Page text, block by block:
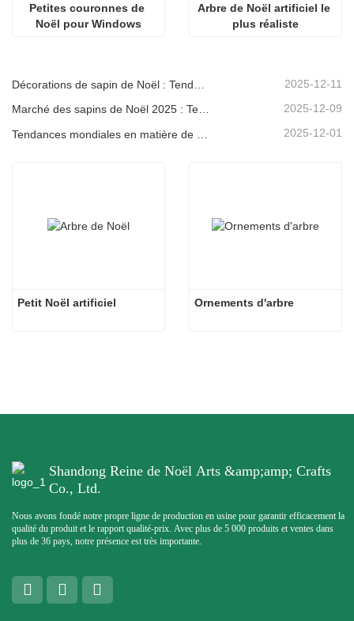
Petites couronnes de
Noël pour Windows
Arbre de Noël artificiel le
plus réaliste
2025-12-11
Marché des sapins de Noël 2025 : Tendances, technologies et guide d’approvisionnement pour les acheteurs B2B 2025-12-09
2025-12-01
Petit Noël artificiel Ornements d'arbre
Shandong Reine de Noël Arts &amp;amp; Crafts
Co., Ltd.
Nous avons fondé notre propre ligne de production en usine pour garantir efficacement la
qualité du produit et le rapport qualité-prix. Avec plus de 5 000 produits et ventes dans
plus de 36 pays, notre présence est très importante.